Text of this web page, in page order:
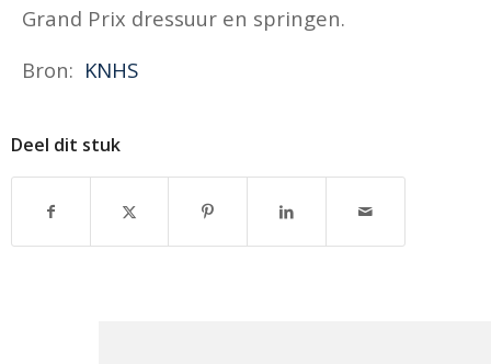
Grand Prix dressuur en springen.
Bron: KNHS
Deel dit stuk